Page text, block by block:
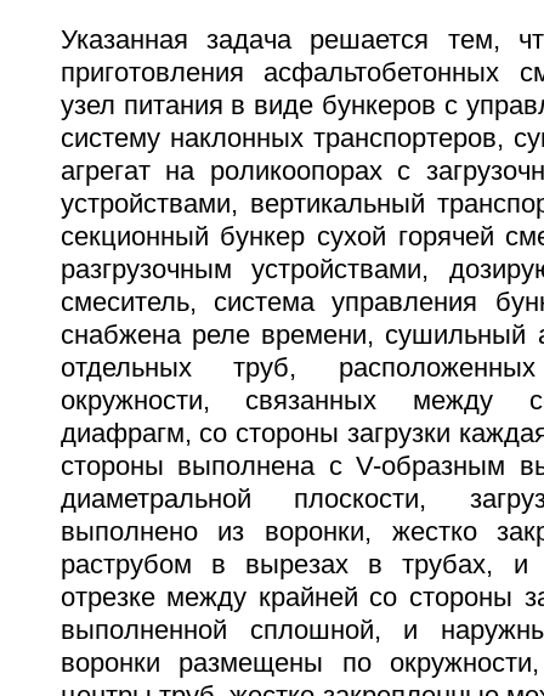
Указанная задача решается тем,
приготовления асфальтобетонных
узел питания в виде бункеров с
систему наклонных транспортеров,
агрегат на роликоопорах с
устройствами, вертикальный
секционный бункер сухой горячей
разгрузочным устройствами,
смеситель, система управления
снабжена реле времени, сушильный
отдельных труб,
окружности, связанных между
диафрагм, со стороны загрузки
стороны выполнена с V-образным
диаметральной плоскости,
выполнено из воронки, жестко
раструбом в вырезах в трубах,
отрезке между крайней со стороны
выполненной сплошной, и
воронки размещены по